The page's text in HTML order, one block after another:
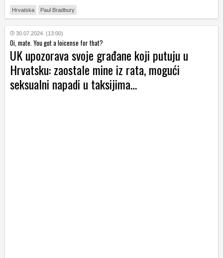
Hrvatska Paul Bradbury
30.07.2024. (13:00)
Oi, mate. You got a loicense for that?
UK upozorava svoje građane koji putuju u
Hrvatsku: zaostale mine iz rata, mogući
seksualni napadi u taksijima…